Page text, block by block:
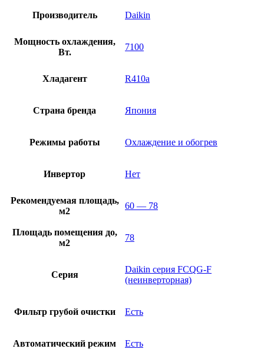
Производитель Daikin
Мощность охлаждения,
Вт.
7100
Хладагент R410a
Страна бренда Япония
Режимы работы Охлаждение и обогрев
Инвертор Нет
Рекомендуемая площадь,
м2
60 — 78
Площадь помещения до,
м2
78
Серия
Daikin серия FCQG-F
(неинверторная)
Фильтр грубой очистки Есть
Автоматический режим Есть